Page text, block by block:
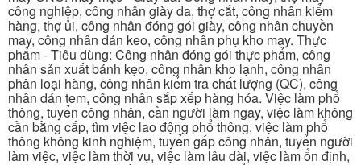
công nghiệp, công nhân giày da, thợ cắt, công nhân kiểm
hàng, thợ ủi, công nhân đóng gói giày, công nhân chuyền
may, công nhân dán keo, công nhân phụ kho may. Thực
phẩm - Tiêu dùng: Công nhân đóng gói thực phẩm, công
nhân sản xuất bánh kẹo, công nhân kho lạnh, công nhân
phân loại hàng, công nhân kiểm tra chất lượng (QC), công
nhân dán tem, công nhân sắp xếp hàng hóa. Việc làm phổ
thông, tuyển công nhân, cần người làm ngay, việc làm không
cần bằng cấp, tìm việc lao động phổ thông, việc làm phổ
thông không kinh nghiệm, tuyển gấp công nhân, tuyển người
làm việc, việc làm thời vụ, việc làm lâu dài, việc làm ổn định,